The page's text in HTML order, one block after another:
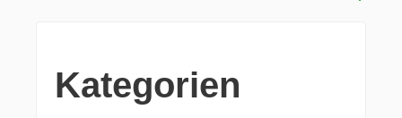
Kategorien